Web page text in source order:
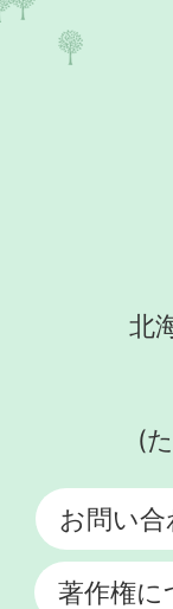
北
(
お問い合
著作権に